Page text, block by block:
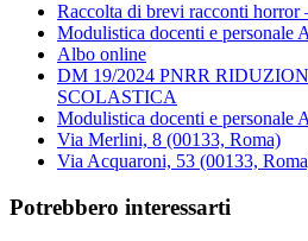
Raccolta di brevi racconti horror
Modulistica docenti e personale
Albo online
DM 19/2024 PNRR
SCOLASTICA
Modulistica docenti e personale
Via Merlini, 8 (00133, Roma)
Via Acquaroni, 53 (00133,
Potrebbero interessarti